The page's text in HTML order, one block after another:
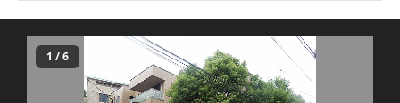
1 /6